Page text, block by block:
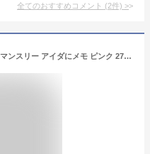
全てのおすすめコメント (2件) >
能率 ペイジェム 手帳 2025年 A6 マンスリー アイダにメモ ピンク 2715 (2024年 11月始まり)